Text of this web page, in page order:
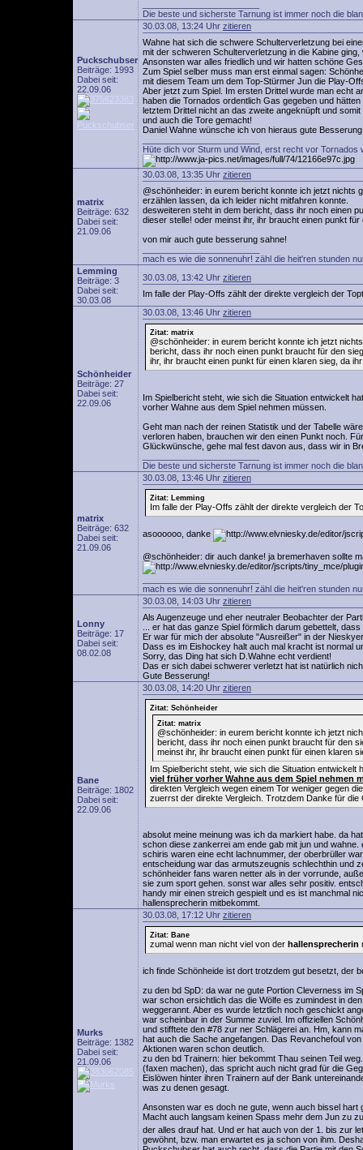
Die beste und sicherste Tarnung ist immer noch die
Puckschubser
Beiträge: 1993
Dabei seit:
22.09.06
30.03.08, 13:24 Uhr zitieren
Wahne hat sich die schwere Schulterverletzung bei
mit der schweren Schulterverletzung in die Kabine
Ansonsten war alles friedlich und wir hatten schöne
Zum Spiel selber muss man erst einmal sagen:
mit diesem Team um dem Top-Stürmer Jun die Play-
Aber jetzt zum Spiel. Im ersten Drittel wurde man echt
haben die Tornados ordentlich Gas gegeben und
letztem Drittel nicht an das zweite angeknüpft und
und auch die Tore gemacht!
Daniel Wahne wünsche ich von hieraus gute
Hüte dich vor Sturm und Wind, erst recht vor Tornados
matrix
Beiträge: 632
Dabei seit:
21.09.06
30.03.08, 13:35 Uhr zitieren
@schönheider: in eurem bericht konnte ich jetzt nichts
erzählen lassen, da ich leider nicht mitfahren konnte.
desweiteren steht in dem bericht, dass ihr noch einen
dieser stelle! oder meinst ihr, ihr braucht einen punkt
von mir auch gute besserung sahne!
mach es wie die sonnenuhr! zähl die heit'ren stunden
Lemming
Beiträge: 3
Dabei seit:
30.03.08
30.03.08, 13:42 Uhr zitieren
Im falle der Play-Offs zählt der direkte vergleich der
Schönheider
Beiträge: 27
Dabei seit:
22.09.06
30.03.08, 13:46 Uhr zitieren
Zitat: matrix
@schönheider: in eurem bericht konnte ich jetzt
bericht, dass ihr noch einen punkt braucht für den
ihr, ihr braucht einen punkt für einen klaren sieg, da
Im Spielbericht steht, wie sich die Situation entwickelt
vorher Wahne aus dem Spiel nehmen müssen.
Geht man nach der reinen Statistik und der Tabelle
verloren haben, brauchen wir den einen Punkt noch.
Glückwünsche, gehe mal fest davon aus, dass wir in
Die beste und sicherste Tarnung ist immer noch die
matrix
Beiträge: 632
Dabei seit:
21.09.06
30.03.08, 13:46 Uhr zitieren
Zitat: Lemming
Im falle der Play-Offs zählt der direkte vergleich der
asoooooo, danke
@schönheider: dir auch danke! ja bremerhaven sollte
mach es wie die sonnenuhr! zähl die heit'ren stunden
Lonny
Beiträge: 17
Dabei seit:
08.02.08
30.03.08, 14:03 Uhr zitieren
Als Augenzeuge und eher neutraler Beobachter der
... er hat das ganze Spiel förmlich darum gebettelt,
Er war für mich der absolute "Ausreißer" in der
Dass es im Eishockey halt auch mal kracht ist normal
Sorry, das Ding hat sich D.Wahne echt verdient!
Das er sich dabei schwerer verletzt hat ist natürlich
Gute Besserung!
Bane
Beiträge: 1802
Dabei seit:
22.09.06
30.03.08, 14:20 Uhr zitieren
Zitat: Schönheider
Zitat: matrix
@schönheider: in eurem bericht konnte ich jetzt
bericht, dass ihr noch einen punkt braucht für den
meinst ihr, ihr braucht einen punkt für einen klaren
Im Spielbericht steht, wie sich die Situation
viel früher vorher Wahne aus dem Spiel nehmen
direkten Vergleich wegen einem Tor weniger gegen
zuerrst der direkte Vergleich. Trotzdem Danke für
absolut meine meinung was ich da markiert habe. da
schon diese zankerrei am ende gab mit jun und
schiris waren eine echt lachnummer, der oberbrüller
entscheidung war das armutszeugnis schlechthin und
schönheider fans waren netter als in der vorrunde,
sie zum sport gehen. sonst war alles sehr positiv.
handy mir einen streich gespielt und es ist manchmal
hallensprecherin mitbekommt.
Murks
Beiträge: 1382
Dabei seit:
21.09.06
30.03.08, 17:12 Uhr zitieren
Zitat: Bane
zumal wenn man nicht viel von der hallensprecherin
ich finde Schönheide ist dort trotzdem gut besetzt, der
zu den bd SpD: da war ne gute Portion Cleverness im
war schon ersichtlich das die Wölfe es zumindest in
weggerannt. Aber es wurde letztlich noch geschickt
war scheinbar in der Summe zuviel. Im offiziellen
und stifftete den #78 zur ner Schlägerei an. Hm, kann
hat auch die Sache angefangen. Das Revanchefoul
Aktionen waren schon deutlich.
zu den bd Trainern: hier bekommt Thau seinen Teil
(faxen machen), das spricht auch nicht grad für die
Eislöwen hinter ihren Trainern auf der Bank
was zu denen gesagt.
Ansonsten war es doch ne gute, wenn auch bissel hart
Macht auch langsam keinen Spass mehr dem Jun zu
der alles drauf hat. Und er hat auch von der 1. bis zur
gewöhnt, bzw. man erwartet es ja schon von ihm.